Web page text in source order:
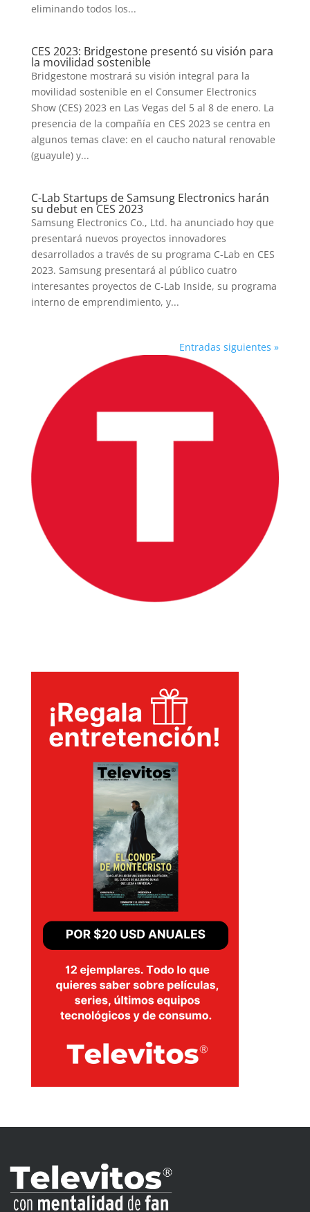
INICIO
SERIES
TECNOVITOS
eliminando todos los...
CES 2023: Bridgestone presentó su visión para
la movilidad sostenible
Bridgestone mostrará su visión integral para la
movilidad sostenible en el Consumer Electronics
Show (CES) 2023 en Las Vegas del 5 al 8 de enero. La
presencia de la compañía en CES 2023 se centra en
algunos temas clave: en el caucho natural renovable
(guayule) y...
C-Lab Startups de Samsung Electronics harán
su debut en CES 2023
Samsung Electronics Co., Ltd. ha anunciado hoy que
presentará nuevos proyectos innovadores
desarrollados a través de su programa C-Lab en CES
2023. Samsung presentará al público cuatro
interesantes proyectos de C-Lab Inside, su programa
interno de emprendimiento, y...
Entradas siguientes »